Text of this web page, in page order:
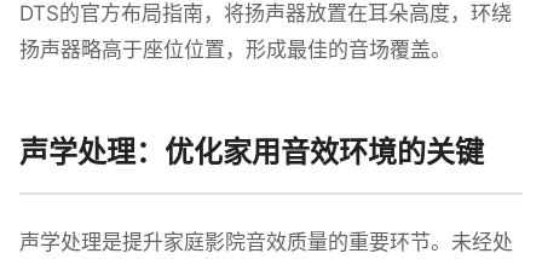
DTS的官方布局指南，将扬声器放置在耳朵高度，环绕
扬声器略高于座位位置，形成最佳的音场覆盖。
声学处理：优化家用音效环境的关键
声学处理是提升家庭影院音效质量的重要环节。未经处